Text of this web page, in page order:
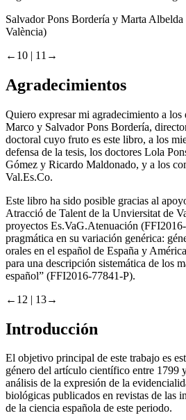
Salvador Pons Bordería y Marta
València)
←10 | 11→
Agradecimientos
Quiero expresar mi agradecimiento a
Marco y Salvador Pons Bordería,
doctoral cuyo fruto es este libro, a los
defensa de la tesis, los doctores Lola
Gómez y Ricardo Maldonado, y a los
Val.Es.Co.
Este libro ha sido posible gracias al
Atracció de Talent de la Unviersitat de
proyectos Es.VaG.Atenuación
pragmática en su variación genérica:
orales en el español de España y
para una descripción sistemática de los
español” (FFI2016-77841-P).
←12 | 13→
Introducción
El objetivo principal de este trabajo es
género del artículo científico entre 1799
análisis de la expresión de la
biológicas publicados en revistas de las
de la ciencia española de este periodo.